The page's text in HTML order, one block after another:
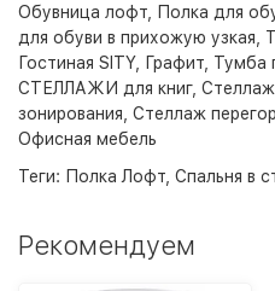
Обувница лофт Полка для
для обуви в прихожую узкая
Гостиная SITY, Графит Тумба
СТЕЛЛАЖИ для книг,
зонирования Стеллаж
Офисная мебель
Теги: Полка Лофт Спальня в
Рекомендуем